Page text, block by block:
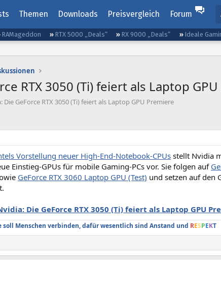
Themen Downloads Preisvergleich Forum
RAMageddon RTX 5000 „Deals“ RX 9000 „Deals“ Ideale
RTX 3050 (Ti) feiert als Laptop
Die GeForce RTX 3050 (Ti) feiert als Laptop GPU Premiere
Vorstellung neuer High-End-Notebook-CPUs stellt Nvidia
Einstieg-GPUs für mobile Gaming-PCs vor. Sie folgen auf
GeForce RTX 3060 Laptop GPU (Test) und setzen auf den
Die GeForce RTX 3050 (Ti) feiert als Laptop GPU
soll Menschen verbinden, dafür wesentlich sind Anstand und RESPEKT